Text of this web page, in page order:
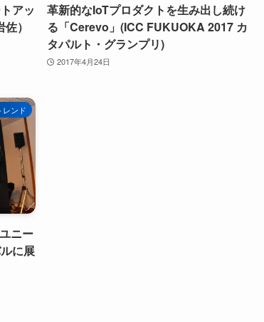
アッ
）
革新的なIoTプロダクトを生み出し続け
る「Cerevo」(ICC FUKUOKA 2017 カ
タパルト・グランプリ)
2017年4月24日
レンド
ニー
に展